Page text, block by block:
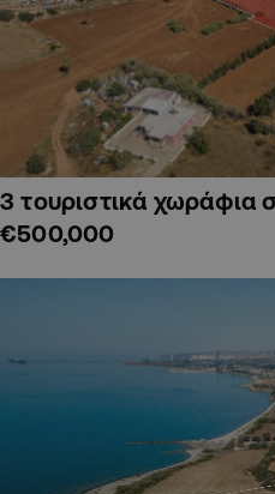
3 τουριστικά χωράφια
€500,000